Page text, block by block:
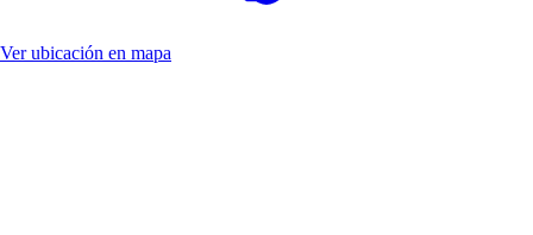
Ver ubicación en mapa